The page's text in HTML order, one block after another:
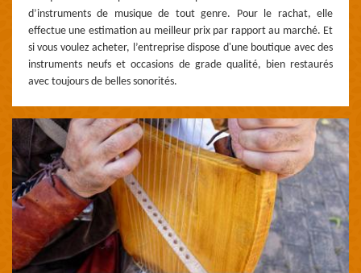
d’instruments de musique de tout genre. Pour le rachat, elle
effectue une estimation au meilleur prix par rapport au marché. Et
si vous voulez acheter, l’entreprise dispose d'une boutique avec des
instruments neufs et occasions de grade qualité, bien restaurés
avec toujours de belles sonorités.